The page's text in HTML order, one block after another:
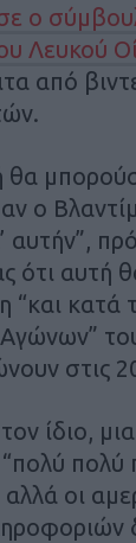
ο
Λευκού
από
θα
ο
αυτήν”,
ότι αυτή
“και κατά
στις
ίδιο,
πολύ
οι